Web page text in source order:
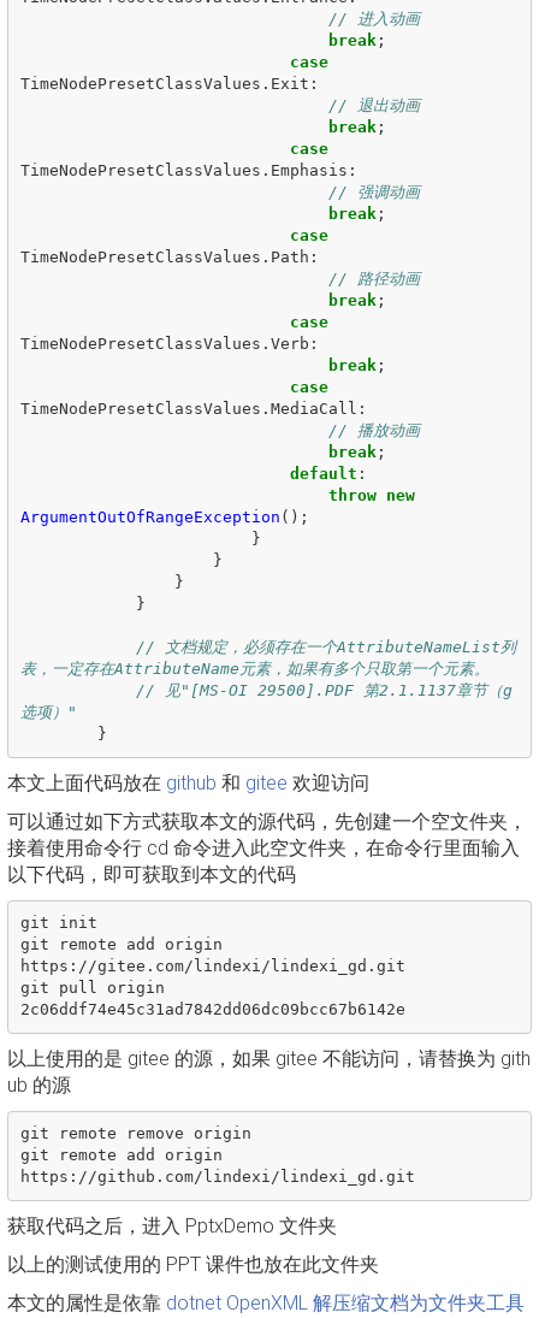
// 进入动画
break;
case
TimeNodePresetClassValues . Exit :
// 退出动画
break;
case
TimeNodePresetClassValues . Emphasis :
// 强调动画
break;
case
TimeNodePresetClassValues . Path :
// 路径动画
break;
case
TimeNodePresetClassValues . Verb :
break;
case
TimeNodePresetClassValues . MediaCall :
// 播放动画
break;
default :
throw
new
ArgumentOutOfRangeException ();
}
}
}
}
// 文档规定，必须存在一个AttributeNameList列
表，一定存在AttributeName元素，如果有多个只取第一个元素。
// 见"[MS-OI 29500].PDF 第2.1.1137章节（g
选项）"
}
本文上面代码放在 github 和 gitee 欢迎访问
可以通过如下方式获取本文的源代码，先创建一个空文件夹，
接着使用命令行 cd 命令进入此空文件夹，在命令行里面输入
以下代码，即可获取到本文的代码
git init
git remote add origin
https://gitee.com/lindexi/lindexi_gd.git
git pull origin
以上使用的是 gitee 的源，如果 gitee 不能访问，请替换为 gith
ub 的源
git remote remove origin
git remote add origin
获取代码之后，进入 PptxDemo 文件夹
以上的测试使用的 PPT 课件也放在此文件夹
本文的属性是依靠 dotnet OpenXML 解压缩文档为文件夹工具